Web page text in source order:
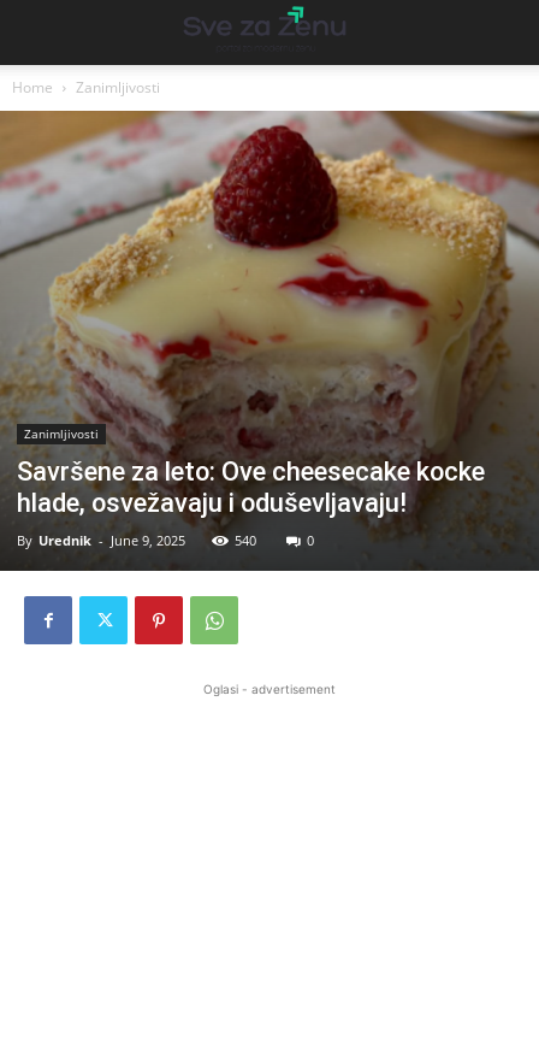
Home Zanimljivosti
Zanimljivosti
Savršene za leto: Ove cheesecake kocke
hlade, osvežavaju i oduševljavaju!
By Urednik - June 9, 2025 540 0
Oglasi - advertisement